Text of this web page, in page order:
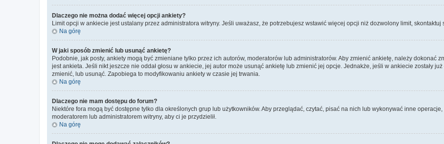
Dlaczego nie można dodać więcej opcji ankiety?
Limit opcji w ankiecie jest ustalany przez administratora witryny. Jeśli uważasz, że potrzebujesz wstawić więcej opcji niż dozwolony limit, skontaktuj
Na górę
W jaki sposób zmienić lub usunąć ankietę?
Podobnie, jak posty, ankiety mogą być zmieniane tylko przez ich autorów, moderatorów lub administratorów. Aby zmienić ankietę, należy dokonać
jest ankieta. Jeśli nikt jeszcze nie oddał głosu w ankiecie, jej autor może usunąć ankietę lub zmienić jej opcje. Jednakże, jeśli w ankiecie zostały
zmienić, lub usunąć. Zapobiega to modyfikowaniu ankiety w czasie jej trwania.
Na górę
Dlaczego nie mam dostępu do forum?
Niektóre fora mogą być dostępne tylko dla określonych grup lub użytkowników. Aby przeglądać, czytać, pisać na nich lub wykonywać inne
moderatorem lub administratorem witryny, aby ci je przydzielił.
Na górę